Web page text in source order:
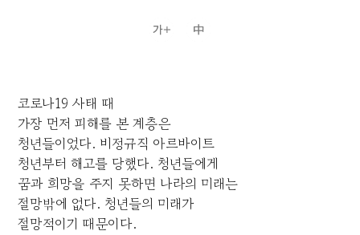
코로나19 사태 때
가장 먼저 피해를 본 계층은
청년들이었다. 비정규직 아르바이트
청년부터 해고를 당했다. 청년들에게
꿈과 희망을 주지 못하면 나라의 미래는
절망밖에 없다. 청년들의 미래가
절망적이기 때문이다.